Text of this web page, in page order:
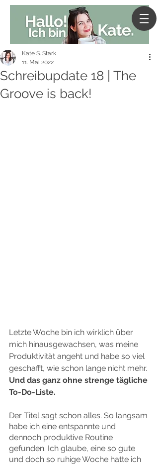
Schreibupdate 18 | The
Groove is back!
Kate S. Stark
11. Mai 2022
Letzte Woche bin ich wirklich über
mich hinausgewachsen, was meine
Produktivität angeht und habe so viel
geschafft, wie schon lange nicht mehr.
Und das ganz ohne strenge tägliche
To-Do-Liste.
Der Titel sagt schon alles. So langsam
habe ich eine entspannte und
dennoch produktive Routine
gefunden. Ich glaube, eine so gute
und doch so ruhige Woche hatte ich